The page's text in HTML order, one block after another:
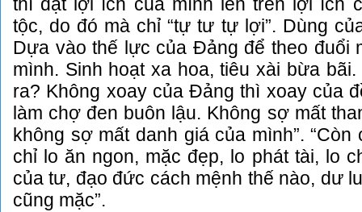
tộc, do đó mà chỉ “tự tư tự lợi”. Dùng
Dựa vào thế lực của Đảng để theo đuổi
mình. Sinh hoạt xa hoa, tiêu xài bừa
ra? Không xoay của Đảng thì xoay của
làm chợ đen buôn lậu. Không sợ mất
không sợ mất danh giá của mình”.
chỉ lo ăn ngon, mặc đẹp, lo phát tài, lo
của tư, đạo đức cách mệnh thế nào, dư
cũng mặc”.